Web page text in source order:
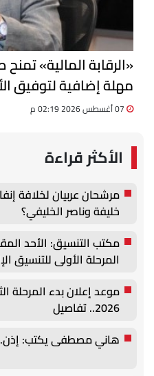
«الرقابة المالية»
مهلة إضافية لتوفيق
الأكثر قراءة
مرشحان عربيان لخلافة
خليفة وناصر الخليفي؟
مكتب التنسيق: الأحد
المرحلة الأولى للتنسيق
موعد إعلان بدء المرحلة
2026.. تفاصيل
هاني مصطفى يكتب: إذن..